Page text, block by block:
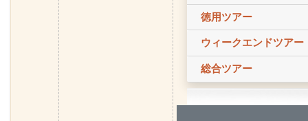
徳用ツアー
ウィークエンドツアー
総合ツアー